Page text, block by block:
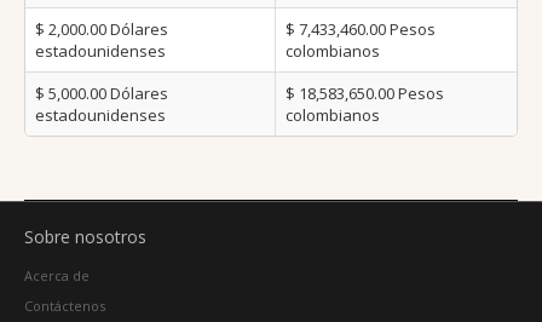
$ 2,000.00Dólares
estadounidenses
$ 7,433,460.00Pesos
colombianos
$ 5,000.00Dólares
estadounidenses
$ 18,583,650.00Pesos
colombianos
Sobre nosotros
Acerca de
Contáctenos